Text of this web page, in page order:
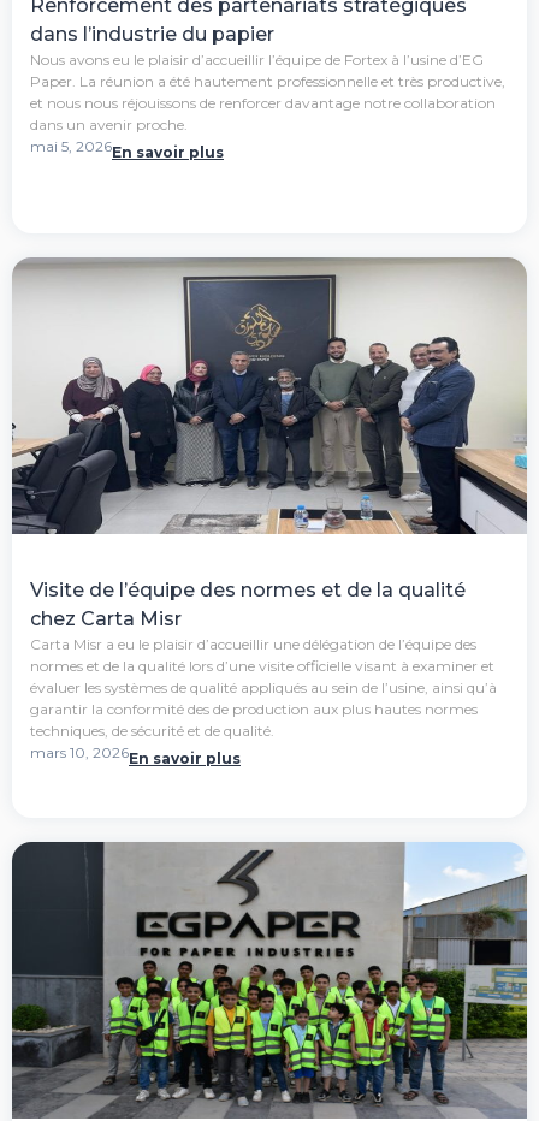
Renforcement des partenariats stratégiques
dans l’industrie du papier
Nous avons eu le plaisir d’accueillir l’équipe de Fortex à l’usine d’EG
Paper. La réunion a été hautement professionnelle et très productive,
et nous nous réjouissons de renforcer davantage notre collaboration
dans un avenir proche.
mai 5, 2026En savoir plus
Visite de l’équipe des normes et de la qualité
chez Carta Misr
Carta Misr a eu le plaisir d’accueillir une délégation de l’équipe des
normes et de la qualité lors d’une visite officielle visant à examiner et
évaluer les systèmes de qualité appliqués au sein de l’usine, ainsi qu’à
garantir la conformité des de production aux plus hautes normes
techniques, de sécurité et de qualité.
mars 10, 2026En savoir plus